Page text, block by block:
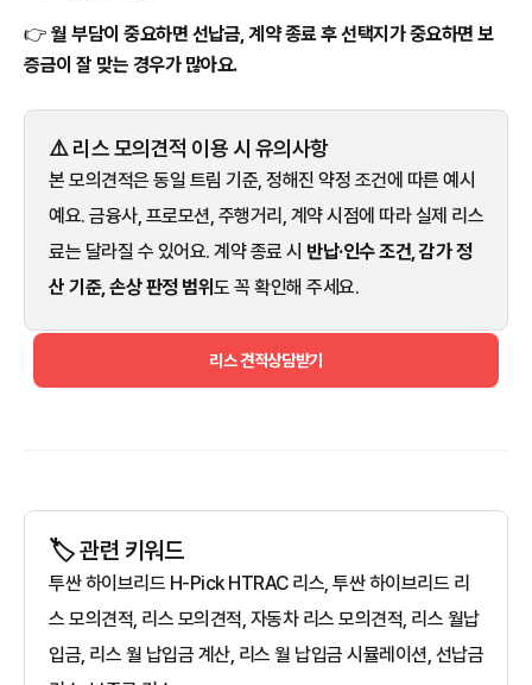
👉 월 부담이 중요하면 선납금, 계약 종료 후 선택지가 중요하면 보
증금이 잘 맞는 경우가 많아요.
⚠️ 리스 모의견적 이용 시 유의사항
본 모의견적은 동일 트림 기준, 정해진 약정 조건에 따른 예시
예요. 금융사, 프로모션, 주행거리, 계약 시점에 따라 실제 리스
료는 달라질 수 있어요. 계약 종료 시 반납·인수 조건, 감가 정
산 기준, 손상 판정 범위도 꼭 확인해 주세요.
리스 견적상담받기
🏷️ 관련 키워드
투싼 하이브리드 H-Pick HTRAC 리스, 투싼 하이브리드 리
스 모의견적, 리스 모의견적, 자동차 리스 모의견적, 리스 월납
입금, 리스 월 납입금 계산, 리스 월 납입금 시뮬레이션, 선납금